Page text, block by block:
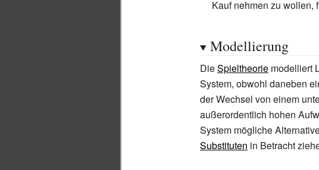
Kauf nehmen zu wollen,
Modellierung
DieSpieltheorie modelliert
System, obwohl daneben
der Wechsel von einem
außerordentlich hohen
System mögliche
Substituten in Betracht